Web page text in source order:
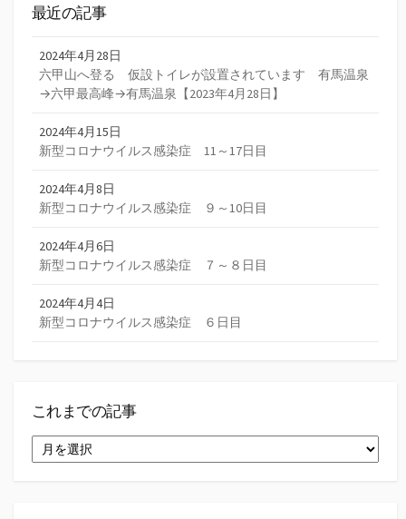
最近の記事
2024年4月28日
六甲山へ登る 仮設トイレが設置されています 有馬温泉
→六甲最高峰→有馬温泉【2023年4月28日】
2024年4月15日
新型コロナウイルス感染症 11～17日目
2024年4月8日
新型コロナウイルス感染症 ９～10日目
2024年4月6日
新型コロナウイルス感染症 ７～８日目
2024年4月4日
新型コロナウイルス感染症 ６日目
これまでの記事
れ